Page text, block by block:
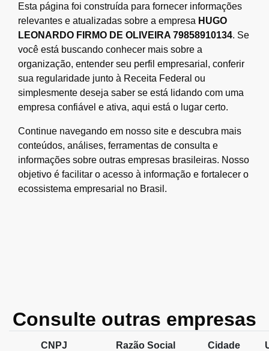
Esta página foi construída para fornecer informações
relevantes e atualizadas sobre a empresa HUGO
LEONARDO FIRMO DE OLIVEIRA 79858910134. Se
você está buscando conhecer mais sobre a
organização, entender seu perfil empresarial, conferir
sua regularidade junto à Receita Federal ou
simplesmente deseja saber se está lidando com uma
empresa confiável e ativa, aqui está o lugar certo.
Continue navegando em nosso site e descubra mais
conteúdos, análises, ferramentas de consulta e
informações sobre outras empresas brasileiras. Nosso
objetivo é facilitar o acesso à informação e fortalecer o
ecossistema empresarial no Brasil.
Consulte outras empresas
CNPJ Razão Social Cidade